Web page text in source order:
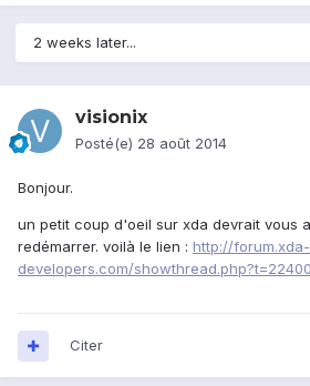
2 weeks later...
visionix
Posté(e) 28 août 2014
Bonjour.
un petit coup d'oeil sur xda devrait vous
redémarrer. voilà le lien : http://forum.xda-
developers.com/
Citer